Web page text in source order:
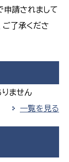
申請されまして
ご了承くださ
りません
一覧を見る